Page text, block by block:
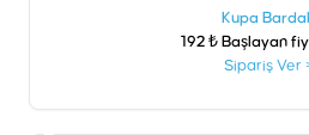
Kupa
192 ₺ Başlayan
Sipariş Ver